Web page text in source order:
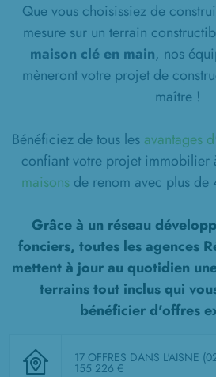
Que vous choisissiez de
mesure sur un terrain
maison clé en main, nos
mèneront votre projet de
maître !
Bénéficiez de tous les avantages
confiant votre projet immobilier
maisons de renom avec plus
Grâce à un réseau
fonciers, toutes les agences
mettent à jour au quotidien
terrains tout inclusqui
bénéficier d'offres
17 OFFRES DANS L'AISNE
155 226 €